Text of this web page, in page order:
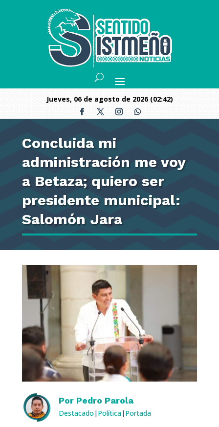
jueves, 06 de agosto de 2026 (02:42)
Concluida mi
administración me voy
a Betaza; quiero ser
presidente municipal:
Salomón Jara
Por Pedro Parola
Destacado | Política| Portada